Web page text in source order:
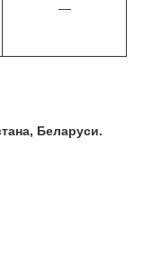
—
Беларуси.